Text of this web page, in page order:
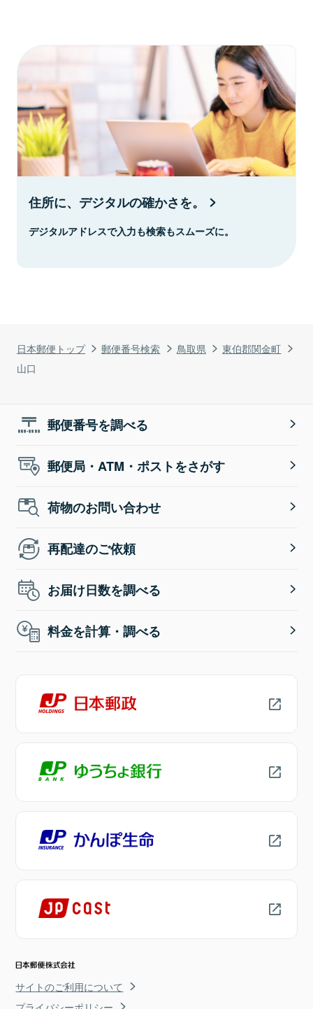
日本郵便トップ 郵便番号検索 鳥取県
東伯郡関金町
山口
住所に、デジタルの確かさを。
デジタルアドレスで入力も検索もスムーズに。
郵便番号を調べる
郵便局・ATM・ポストをさがす
荷物のお問い合わせ
再配達のご依頼
お届け日数を調べる
料金を計算・調べる
サイトのご利用について